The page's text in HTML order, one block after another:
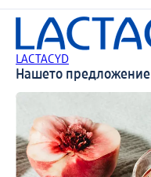
LACTACYD
Нашето предложение